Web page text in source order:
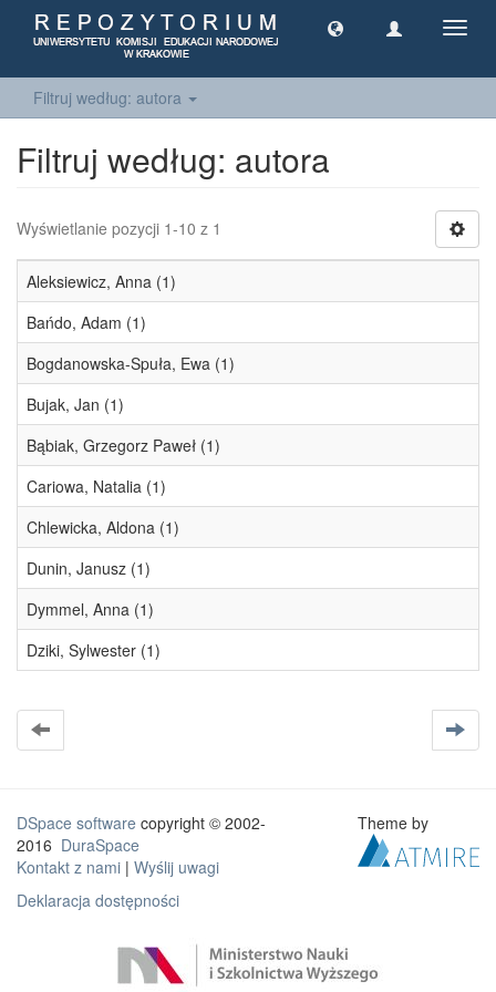
Filtruj według: autora
Filtruj według: autora
Wyświetlanie pozycji 1-10 z 1
Aleksiewicz, Anna (1)
Bańdo, Adam (1)
Bogdanowska-Spuła, Ewa (1)
Bujak, Jan (1)
Bąbiak, Grzegorz Paweł (1)
Cariowa, Natalia (1)
Chlewicka, Aldona (1)
Dunin, Janusz (1)
Dymmel, Anna (1)
Dziki, Sylwester (1)
DSpace software copyright © 2002-
2016 DuraSpace
Kontakt z nami | Wyślij uwagi
Deklaracja dostępności
Theme by